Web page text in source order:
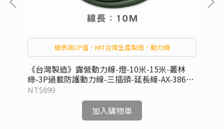
破表高CP值．MIT台灣生產製造．動力線
《台灣製造》露營動力線-燈-10米-15米-叢林
綠-3P過載防護動力線-三插頭-延長線-AX-386-
GR
NT$899
加入購物車